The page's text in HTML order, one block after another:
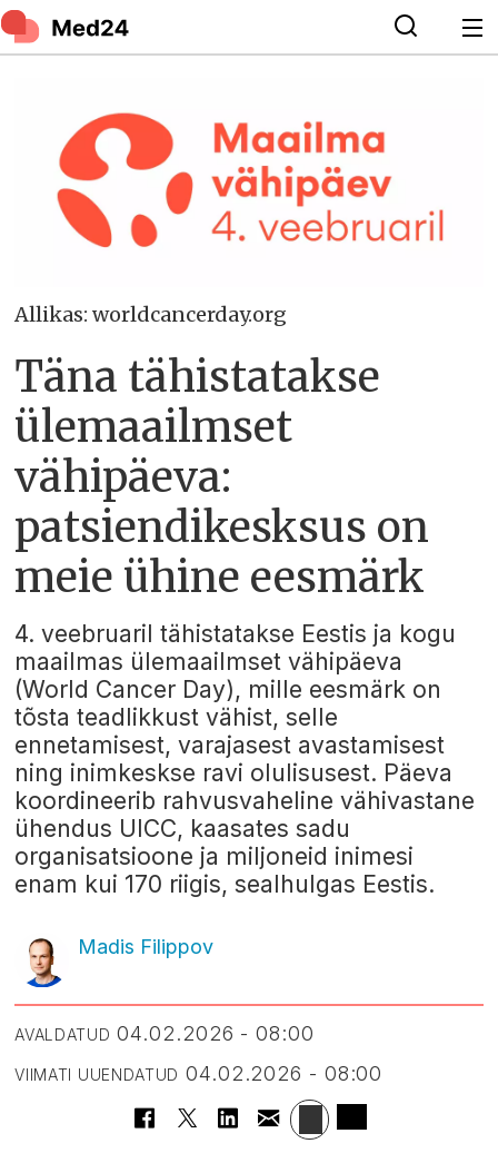
Allikas: worldcancerday.org
Täna tähistatakse
ülemaailmset
vähipäeva:
patsiendikesksus on
meie ühine eesmärk
4. veebruaril tähistatakse Eestis ja kogu
maailmas ülemaailmset vähipäeva
(World Cancer Day), mille eesmärk on
tõsta teadlikkust vähist, selle
ennetamisest, varajasest avastamisest
ning inimkeskse ravi olulisusest. Päeva
koordineerib rahvusvaheline vähivastane
ühendus UICC, kaasates sadu
organisatsioone ja miljoneid inimesi
enam kui 170 riigis, sealhulgas Eestis.
Madis Filippov
AVALDATUD 04.02.2026 - 08:00
VIIMATI UUENDATUD 04.02.2026 - 08:00